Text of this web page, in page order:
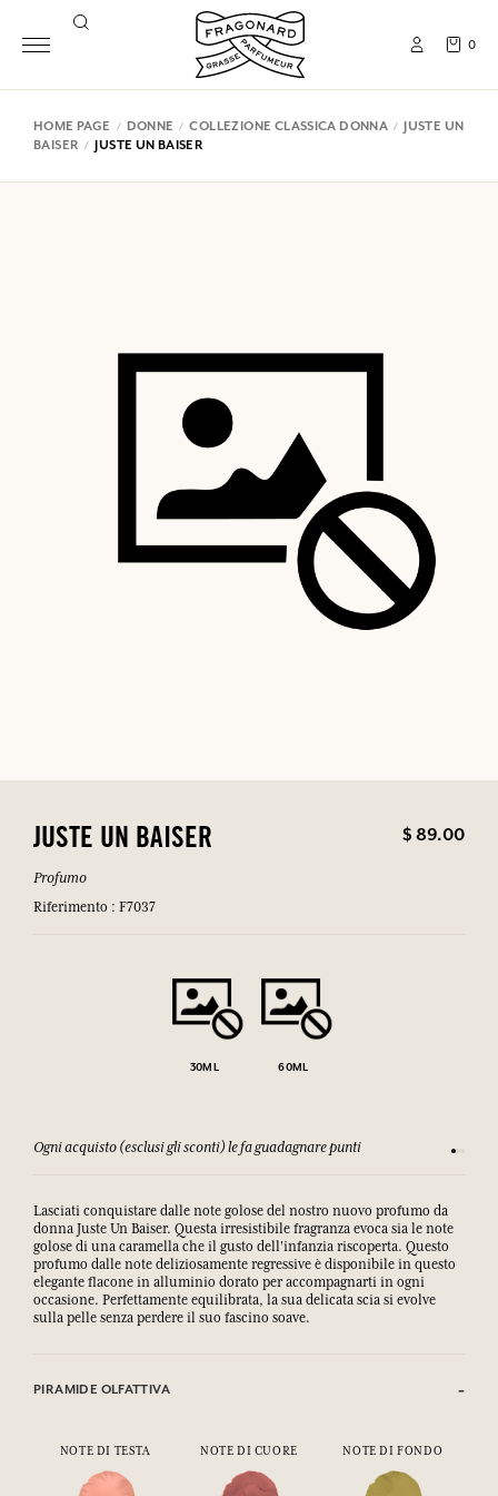
0
HOME PAGE DONNE COLLEZIONE CLASSICA DONNA
JUSTE UN
BAISER
JUSTE UN BAISER
JUSTE UN BAISER $ 89.00
Profumo
Riferimento : F7037
30ML 60ML
Ogni acquisto (esclusi gli sconti) le fa guadagnare punti
Lasciati conquistare dalle note golose del nostro nuovo profumo da
donna Juste Un Baiser. Questa irresistibile fragranza evoca sia le note
golose di una caramella che il gusto dell'infanzia riscoperta. Questo
profumo dalle note deliziosamente regressive è disponibile in questo
elegante flacone in alluminio dorato per accompagnarti in ogni
occasione. Perfettamente equilibrata, la sua delicata scia si evolve
sulla pelle senza perdere il suo fascino soave.
PIRAMIDE OLFATTIVA
NOTE DI TESTA NOTE DI CUORE NOTE DI FONDO